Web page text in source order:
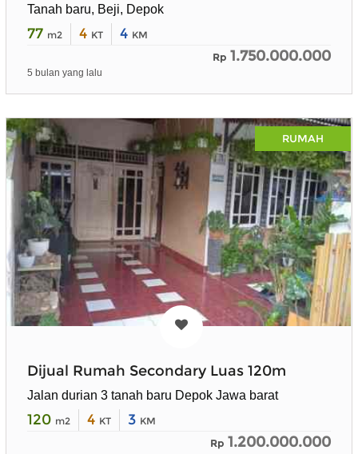
Tanah baru, Beji, Depok
77 m2 4 KT 4 KM
Rp 1.750.000.000
5 bulan yang lalu
RUMAH
Dijual Rumah Secondary Luas 120m
Jalan durian 3 tanah baru Depok Jawa barat
120 m2 4 KT 3 KM
Rp 1.200.000.000